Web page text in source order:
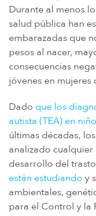
IMPLANTES DE CADERA
DIU MIRENA
MORCELADORES DE
PROTON PUMP
HERBICIDA ROUNDUP
POLVO DE TALCO /
TAXOTERE
TYLENOL
VIAGRA Y CIALIS
TEORÍAS DE
PERSONAL INJURY
Durante al menos
salud pública han
embarazadas que
pesos al nacer,
consecuencias
jóvenes en mujeres
Dado que los
autista (TEA) en
últimas décadas,
analizado
desarrollo del
están estudiando y
ambientales,
para el Control y la